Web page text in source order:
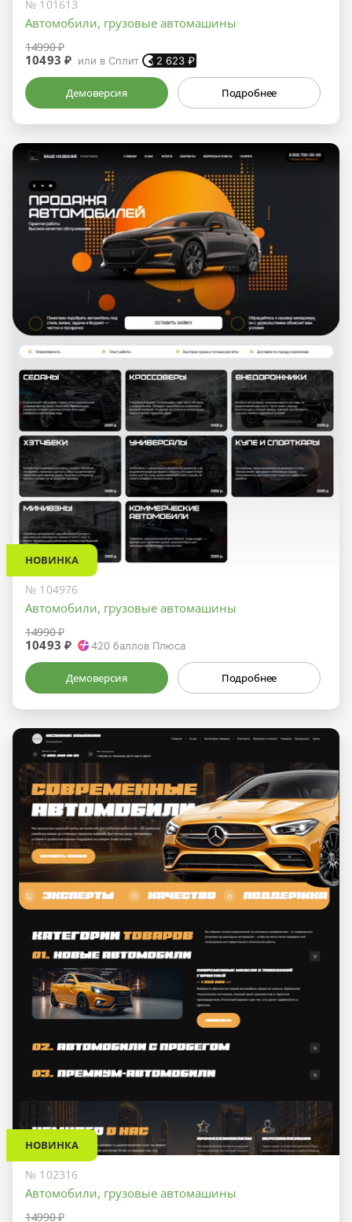
№ 101613
Автомобили, грузовые автомашины
14990 ₽
10493 ₽ или в Сплит 2 623 ₽
Демоверсия Подробнее
НОВИНКА
№ 104976
Автомобили, грузовые автомашины
14990 ₽
10493 ₽ 420 баллов Плюса
Демоверсия Подробнее
НОВИНКА
№ 102316
Автомобили, грузовые автомашины
14990 ₽